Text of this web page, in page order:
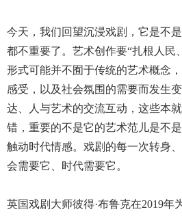
今天，我们回望沉浸戏剧，它是不
都不重要了。艺术创作要“扎根人民
形式可能并不囿于传统的艺术概念
感受，以及社会氛围的需要而发生
达、人与艺术的交流互动，这些本
错，重要的不是它的艺术范儿是不
触动时代情感。戏剧的每一次转身
会需要它、时代需要它。
英国戏剧大师彼得·布鲁克在2019年